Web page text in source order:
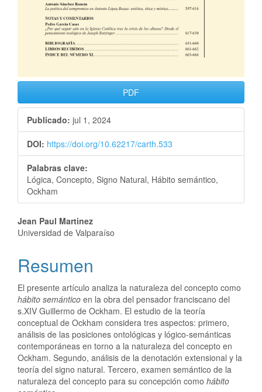
PDF
Publicado: jul 1, 2024
DOI: https://doi.org/10.62217/carth.533
Palabras clave:
Lógica, Concepto, Signo Natural, Hábito semántico,
Ockham
Jean Paul Martinez
Universidad de Valparaíso
Resumen
El presente artículo analiza la naturaleza del concepto como
hábito semántico en la obra del pensador franciscano del
s.XIV Guillermo de Ockham. El estudio de la teoría
conceptual de Ockham considera tres aspectos: primero,
análisis de las posiciones ontológicas y lógico-semánticas
contemporáneas en torno a la naturaleza del concepto en
Ockham. Segundo, análisis de la denotación extensional y la
teoría del signo natural. Tercero, examen semántico de la
naturaleza del concepto para su concepción como hábito